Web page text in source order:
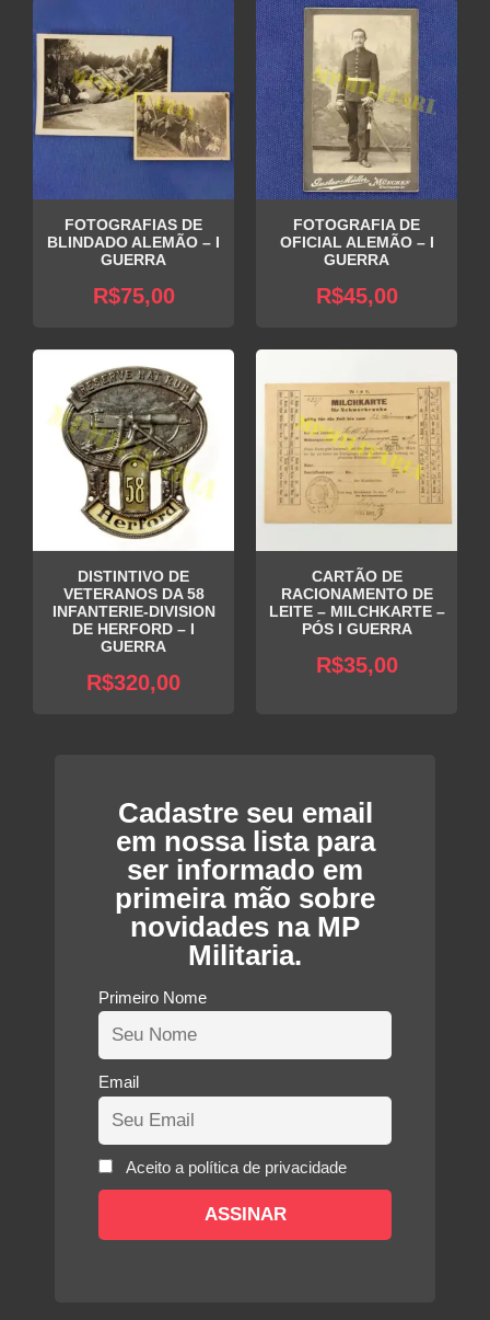
FOTOGRAFIAS DE
BLINDADO ALEMÃO – I
GUERRA
R$75,00
FOTOGRAFIA DE
OFICIAL ALEMÃO – I
GUERRA
R$45,00
DISTINTIVO DE
VETERANOS DA 58
INFANTERIE-DIVISION
DE HERFORD – I
GUERRA
R$320,00
CARTÃO DE
RACIONAMENTO DE
LEITE – MILCHKARTE –
PÓS I GUERRA
R$35,00
Cadastre seu email
em nossa lista para
ser informado em
primeira mão sobre
novidades na MP
Militaria.
Primeiro Nome
Email
Aceito a política de privacidade